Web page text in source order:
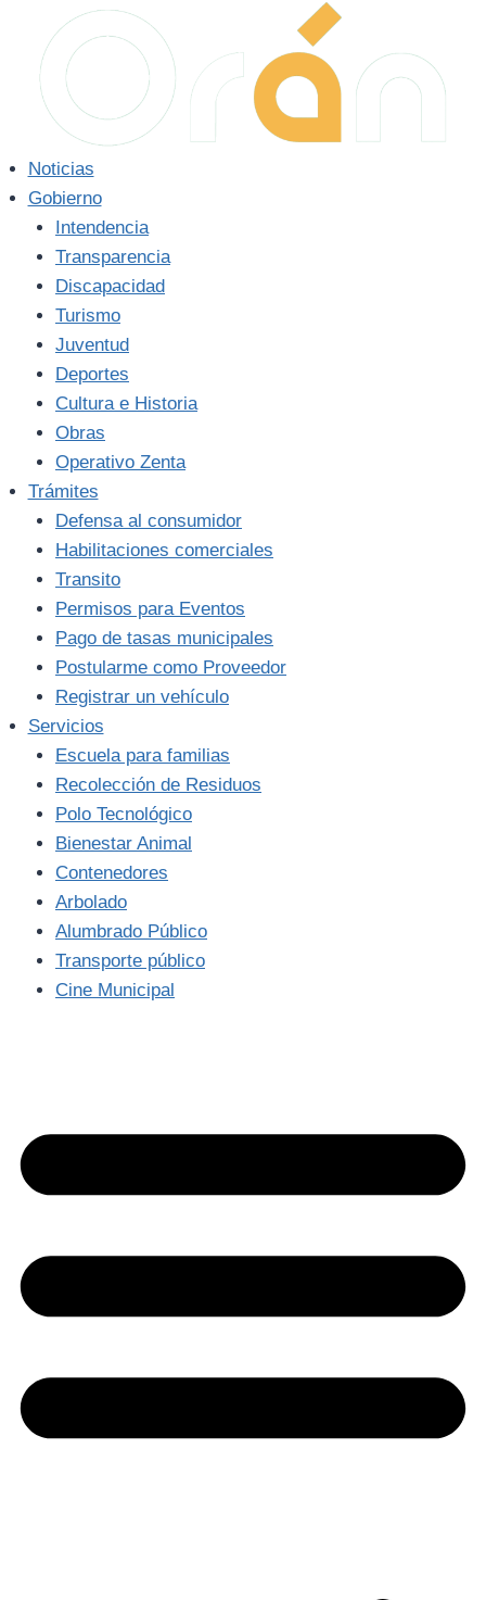
contenido
Noticias
Gobierno
Intendencia
Transparencia
Discapacidad
Turismo
Juventud
Deportes
Cultura e Historia
Obras
Operativo Zenta
Trámites
Defensa al consumidor
Habilitaciones comerciales
Transito
Permisos para Eventos
Pago de tasas municipales
Postularme como Proveedor
Registrar un vehículo
Servicios
Escuela para familias
Recolección de Residuos
Polo Tecnológico
Bienestar Animal
Contenedores
Arbolado
Alumbrado Público
Transporte público
Cine Municipal